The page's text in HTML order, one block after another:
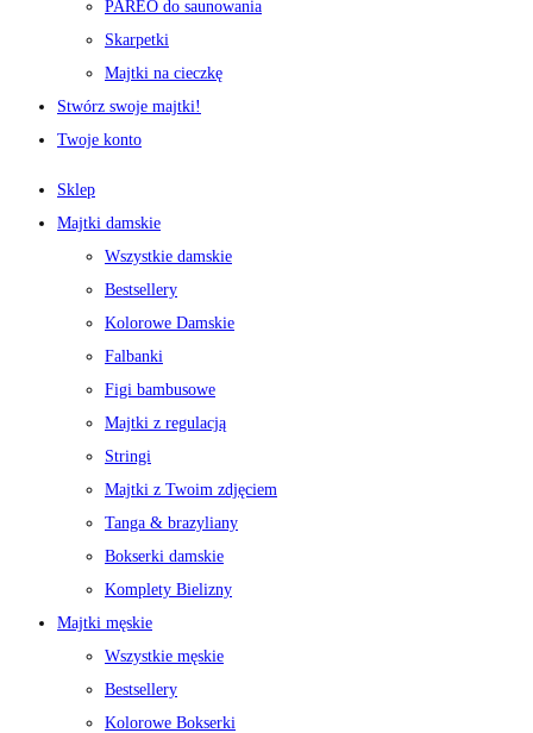
PAREO do saunowania
Skarpetki
Majtki na cieczkę
Stwórz swoje majtki!
Twoje konto
Sklep
Majtki damskie
Wszystkie damskie
Bestsellery
Kolorowe Damskie
Falbanki
Figi bambusowe
Majtki z regulacją
Stringi
Majtki z Twoim zdjęciem
Tanga & brazyliany
Bokserki damskie
Komplety Bielizny
Majtki męskie
Wszystkie męskie
Bestsellery
Kolorowe Bokserki